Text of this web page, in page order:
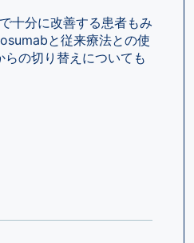
と従来療法との使
の切り替えについても